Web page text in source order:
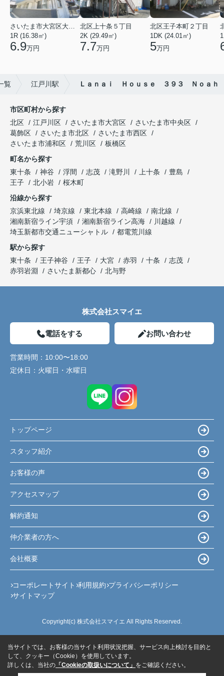
1R (16.38㎡)
6.9万円
北区上十条５丁目
2K (29.49㎡)
7.7万円
北区王子本町２丁目
1DK (24.01㎡)
5万円
覧 江戸川駅 Ｌａｎａｉ Ｈｏｕｓｅ ３９３ Ｎｏａｈ
市区町村から探す
北区
江戸川区 さいたま市大宮区
さいたま市中央区
葛飾区
さいたま市北区
さいたま市西区
さいたま市浦和区
荒川区
板橋区
町名から探す
東十条
神谷 浮間 志茂 滝野川 上十条
豊島
王子
北小岩
桜木町
沿線から探す
京浜東北線
埼京線 東北本線 高崎線
南北線
湘南新宿ライン宇須
湘南新宿ライン高海
川越線
埼玉新都市交通ニューシャトル
都電荒川線
駅から探す
東十条
王子神谷 王子 大宮 赤羽 十条
志茂
赤羽岩淵
さいたま新都心 北与野
株式会社スマイエ
電話をする お問い合わせ
営業時間： 10:00〜18:00
定休日： 火曜日・水曜日
トップページ
スタッフ紹介
お客様の声
アクセスマップ
解約通知
仲介業者の方へ
会社概要
コーポレートサイト 利用規約 プライバシーポリシー
サイトマップ
Copyright(c) 株式会社スマイエ All Rights Reserved.
当サイトでは、お客様の当サイト利用状況把握、サービス向上検討を目的と
して、クッキー（Cookie）を使用しています。
詳しくは、当社の 「Cookieの取扱いについて」 をご確認ください。